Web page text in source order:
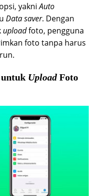
yakniAuto
Data saver. Dengan
uploadfoto, pengguna
foto tanpa harus
UploadFoto